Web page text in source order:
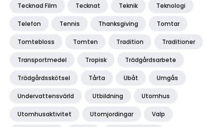
Tecknad Film Tecknat Teknik Teknologi
Telefon Tennis Thanksgiving Tomtar
Tomtebloss Tomten Tradition Traditioner
Transportmedel Tropisk Trädgårdsarbete
Trädgårdsskötsel Tårta Ubåt Umgås
Undervattensvärld Utbildning Utomhus
Utomhusaktivitet Utomjordingar Valp